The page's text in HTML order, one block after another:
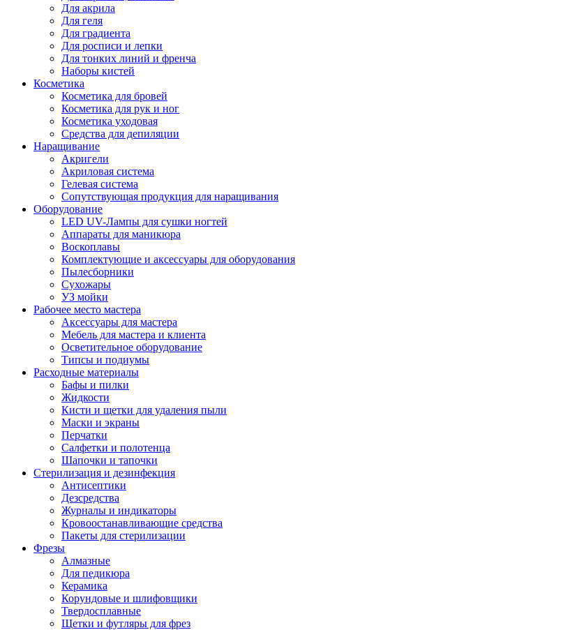
Для акрила
Для геля
Для градиента
Для росписи и лепки
Для тонких линий и френча
Наборы кистей
Косметика
Косметика для бровей
Косметика для рук и ног
Косметика уходовая
Средства для депиляции
Наращивание
Акригели
Акриловая система
Гелевая система
Сопутствующая продукция для наращивания
Оборудование
LED UV-Лампы для сушки ногтей
Аппараты для маникюра
Воскоплавы
Комплектующие и аксессуары для оборудования
Пылесборники
Сухожары
УЗ мойки
Рабочее место мастера
Аксессуары для мастера
Мебель для мастера и клиента
Осветительное оборудование
Типсы и подиумы
Расходные материалы
Бафы и пилки
Жидкости
Кисти и щетки для удаления пыли
Маски и экраны
Перчатки
Салфетки и полотенца
Шапочки и тапочки
Стерилизация и дезинфекция
Антисептики
Дезсредства
Журналы и индикаторы
Кровоостанавливающие средства
Пакеты для стерилизации
Фрезы
Алмазные
Для педикюра
Керамика
Корундовые и шлифовщики
Твердосплавные
Щетки и футляры для фрез